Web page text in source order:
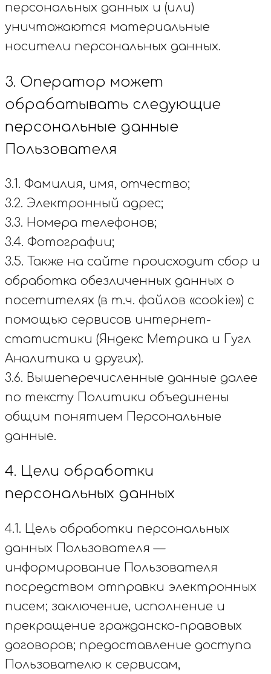
персональных данных и (или)
уничтожаются материальные
носители персональных данных.
3. Оператор может
обрабатывать следующие
персональные данные
Пользователя
3.1. Фамилия, имя, отчество;
3.2. Электронный адрес;
3.3. Номера телефонов;
3.4. Фотографии;
3.5. Также на сайте происходит сбор и
обработка обезличенных данных о
посетителях (в т.ч. файлов «cookie») с
помощью сервисов интернет-
статистики (Яндекс Метрика и Гугл
Аналитика и других).
3.6. Вышеперечисленные данные далее
по тексту Политики объединены
общим понятием Персональные
данные.
4. Цели обработки
персональных данных
4.1. Цель обработки персональных
данных Пользователя —
информирование Пользователя
посредством отправки электронных
писем; заключение, исполнение и
прекращение гражданско-правовых
договоров; предоставление доступа
Пользователю к сервисам,